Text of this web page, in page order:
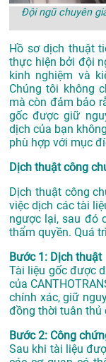
Đội ngũ chuyên
Hồ sơ dịch thuật
thực hiện bởi đội
kinh nghiệm và
Chúng tôi không
mà còn đảm bảo
gốc được giữ
dịch của bạn
phù hợp với mục
Dịch thuật công
Dịch thuật công
việc dịch các tài
ngược lại, sau đó
thẩm quyền. Quá
Bước 1: Dịch thuật
Tài liệu gốc được
của
chính xác, giữ
đồng thời tuân thủ
Bước 2: Công
Sau khi tài liệu